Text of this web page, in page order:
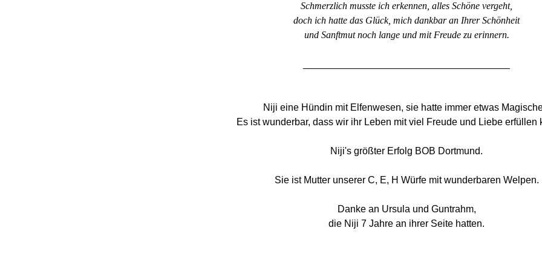
Schmerzlich musste ich erkennen, alles Schöne vergeht,
doch ich hatte das Glück, mich dankbar an Ihrer Schönheit
und Sanftmut noch lange und mit Freude zu erinnern.
Niji eine Hündin mit Elfenwesen, sie hatte immer etwas
Es ist wunderbar, dass wir ihr Leben mit viel Freude und Liebe erfüllen
Niji's größter Erfolg BOB Dortmund.
Sie ist Mutter unserer C, E, H Würfe mit wunderbaren Welpen.
Danke an Ursula und Guntrahm,
die Niji 7 Jahre an ihrer Seite hatten.